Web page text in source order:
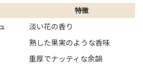
特徴
淡い花の香り
熟した果実のような香味
重厚でナッティな余韻